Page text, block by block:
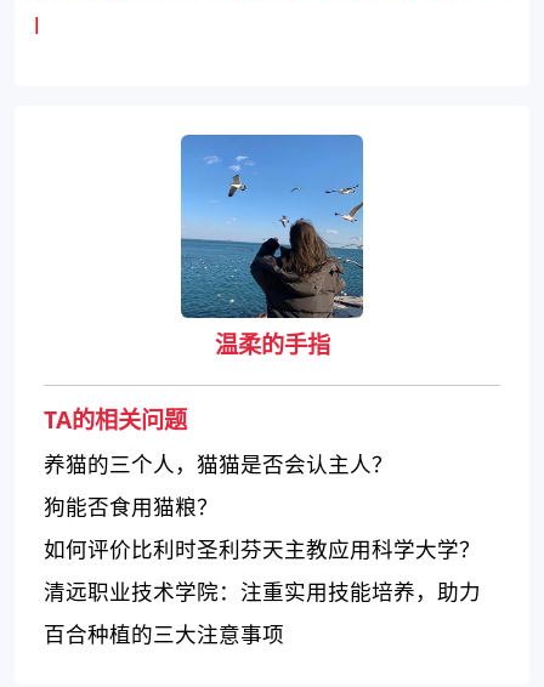
l
温柔的手指
TA的相关问题
养猫的三个人，猫猫是否会认主人？
狗能否食用猫粮？
如何评价比利时圣利芬天主教应用科学大学？
清远职业技术学院：注重实用技能培养，助力
学生就业成功
百合种植的三大注意事项